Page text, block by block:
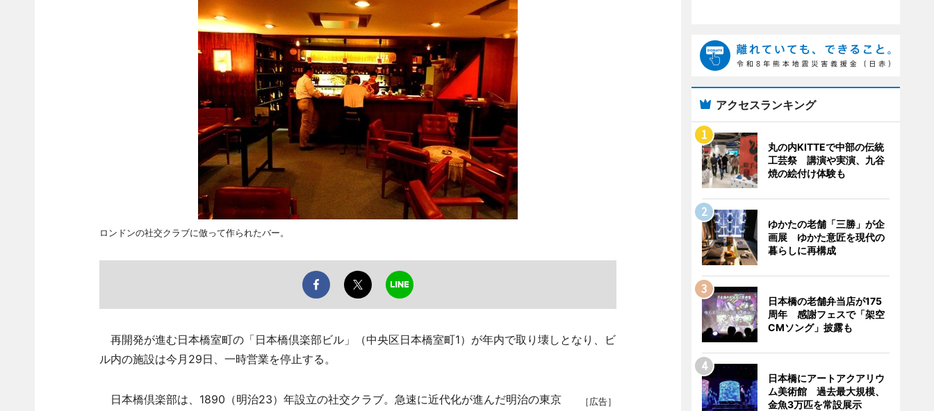
ロンドンの社交クラブに倣って作られたバー。
再開発が進む日本橋室町の「日本橋倶楽部ビル」（中央区日本橋室町1）が年内で取り壊しとなり、ビ
ル内の施設は今月29日、一時営業を停止する。
［広告］
日本橋倶楽部は、1890（明治23）年設立の社交クラブ。急速に近代化が進んだ明治の東京
アクセスランキング
丸の内KITTEで中部の伝統
工芸祭 講演や実演、九谷
焼の絵付け体験も
ゆかたの老舗「三勝」が企
画展 ゆかた意匠を現代の
暮らしに再構成
日本橋の老舗弁当店が175
周年 感謝フェスで「架空
CMソング」披露も
日本橋にアートアクアリウ
ム美術館 過去最大規模、
金魚3万匹を常設展示